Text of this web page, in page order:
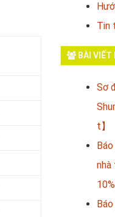
Tin
BÀI VIẾT
Sơ
t】
nhà
10%